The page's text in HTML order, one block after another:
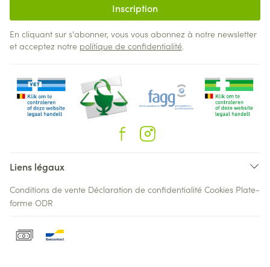
Inscription
En cliquant sur s'abonner, vous vous abonnez à notre newsletter
et acceptez notre politique de confidentialité.
Liens légaux
Conditions de vente Déclaration de confidentialité Cookies Plate-
forme ODR